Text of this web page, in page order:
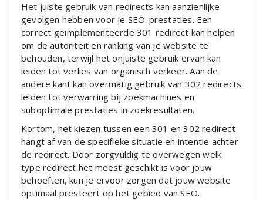
Het juiste gebruik van redirects kan aanzienlijke
gevolgen hebben voor je SEO-prestaties. Een
correct geïmplementeerde 301 redirect kan helpen
om de autoriteit en ranking van je website te
behouden, terwijl het onjuiste gebruik ervan kan
leiden tot verlies van organisch verkeer. Aan de
andere kant kan overmatig gebruik van 302 redirects
leiden tot verwarring bij zoekmachines en
suboptimale prestaties in zoekresultaten.
Kortom, het kiezen tussen een 301 en 302 redirect
hangt af van de specifieke situatie en intentie achter
de redirect. Door zorgvuldig te overwegen welk
type redirect het meest geschikt is voor jouw
behoeften, kun je ervoor zorgen dat jouw website
optimaal presteert op het gebied van SEO.